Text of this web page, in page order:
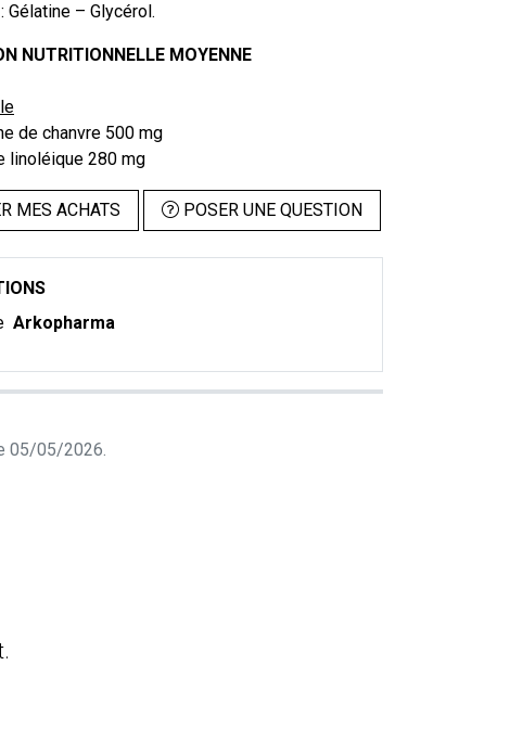
Gélatine – Glycérol.
NUTRITIONNELLE MOYENNE
de chanvre 500 mg
280 mg
MES ACHATS POSER UNE QUESTION
Arkopharma
05/05/2026.